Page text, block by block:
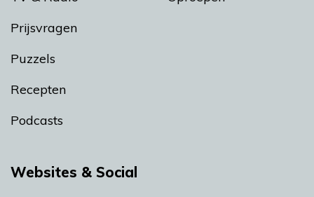
Prijsvragen
Puzzels
Recepten
Podcasts
Websites & Social